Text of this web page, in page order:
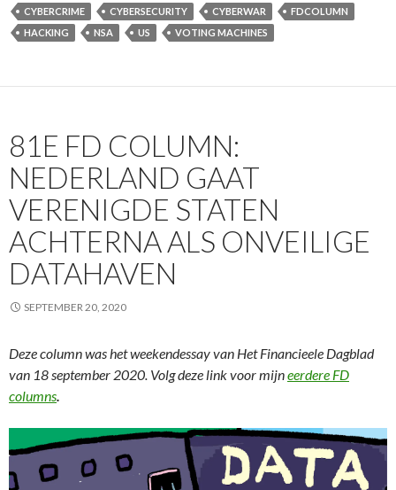
CYBERCRIME CYBERSECURITY CYBERWAR
FDCOLUMN
HACKING
NSA US VOTING MACHINES
81E FD COLUMN:
NEDERLAND GAAT
VERENIGDE STATEN
ACHTERNA ALS ONVEILIGE
DATAHAVEN
SEPTEMBER 20, 2020
Deze column was het weekendessay van Het Financieele Dagblad
van 18 september 2020. Volg deze link voor mijneerdere FD
columns.